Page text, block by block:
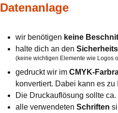
Datenanlage
wir benötigen keine
halte dich an den
(keine wichtigen Elemente wie Logos
gedruckt wir im CMYK-
konvertiert. Dabei kann es
Die Druckauflösung sollte ca.
alle verwendeten Schriften